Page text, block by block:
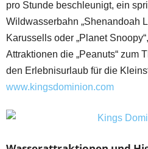
pro Stunde beschleunigt, ein
Wildwasserbahn „Shenandoah
Karussells oder „Planet
Attraktionen die „Peanuts“ zum
den Erlebnisurlaub für die
www.kingsdominion.com